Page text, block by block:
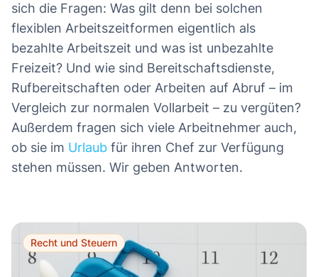
sich die Fragen: Was gilt denn bei solchen
flexiblen Arbeitszeitformen eigentlich als
bezahlte Arbeitszeit und was ist unbezahlte
Freizeit? Und wie sind Bereitschaftsdienste,
Rufbereitschaften oder Arbeiten auf Abruf – im
Vergleich zur normalen Vollarbeit – zu vergüten?
Außerdem fragen sich viele Arbeitnehmer auch,
ob sie im Urlaub für ihren Chef zur Verfügung
stehen müssen. Wir geben Antworten.
Recht und Steuern